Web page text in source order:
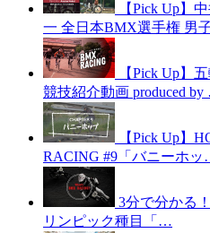
【Pick Up】
一 全日本BMX選手権 男
【Pick Up】
競技紹介動画 produced
【Pick Up】
RACING #9「バニーホ
3分で分かる
リンピック種目「…